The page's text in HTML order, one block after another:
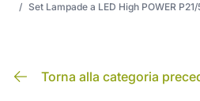
/ Set Lampade a LED High POWER
Torna alla categoria